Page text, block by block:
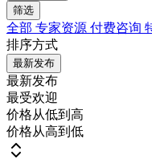
筛选
全部 专家资源 付费咨询
排序方式
最新发布
最新发布
最受欢迎
价格从低到高
价格从高到低